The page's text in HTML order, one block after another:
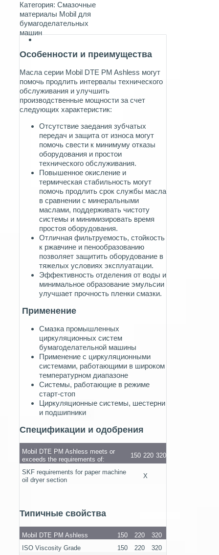
Категория: Смазочные
материалы Mobil для
бумагоделательных
машин
Особенности и преимущества
Масла серии Mobil DTE PM Ashless могут
помочь продлить интервалы технического
обслуживания и улучшить
производственные мощности за счет
следующих характеристик:
Отсутствие заедания зубчатых
передач и защита от износа могут
помочь свести к минимуму отказы
оборудования и простои
технического обслуживания.
Повышенное окисление и
термическая стабильность могут
помочь продлить срок службы масла
в сравнении с минеральными
маслами, поддерживать чистоту
системы и минимизировать время
простоя оборудования.
Отличная фильтруемость, стойкость
к ржавчине и пенообразованию
позволяет защитить оборудование в
тяжелых условиях эксплуатации.
Эффективность отделения от воды и
минимальное образование эмульсии
улучшает прочность пленки смазки.
Применение
Смазка промышленных
циркуляционных систем
бумагоделательной машины
Применение с циркуляционными
системами, работающими в широком
температурном диапазоне
Системы, работающие в режиме
старт-стоп
Циркуляционные системы, шестерни
и подшипники
Спецификации и одобрения
Mobil DTE PM Ashless meets or
exceeds the requirements of:
150 220 320
SKF requirements for paper machine
oil dryer section
X
Типичные свойства
Mobil DTE PM Ashless 150 220
320
ISO Viscosity Grade
150 220
320